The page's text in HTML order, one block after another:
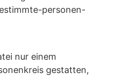
nur einem
gestatten,